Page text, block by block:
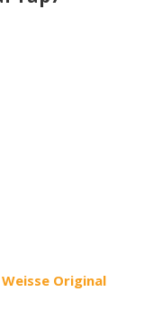
Original